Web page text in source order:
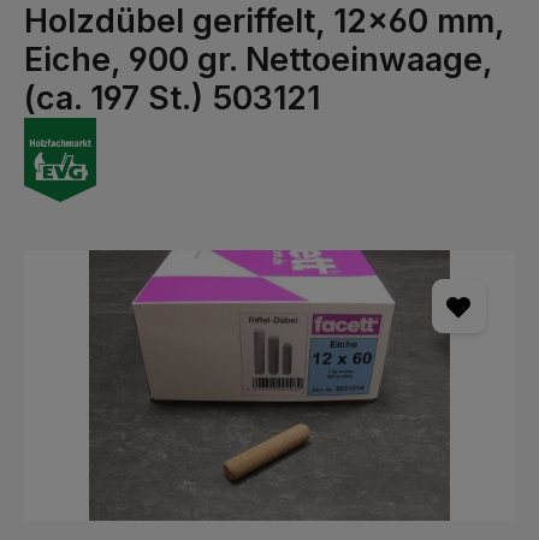
Holzdübel geriffelt, 12x60 mm,
Eiche, 900 gr. Nettoeinwaage,
(ca. 197 St.) 503121
Bildergalerie überspringen